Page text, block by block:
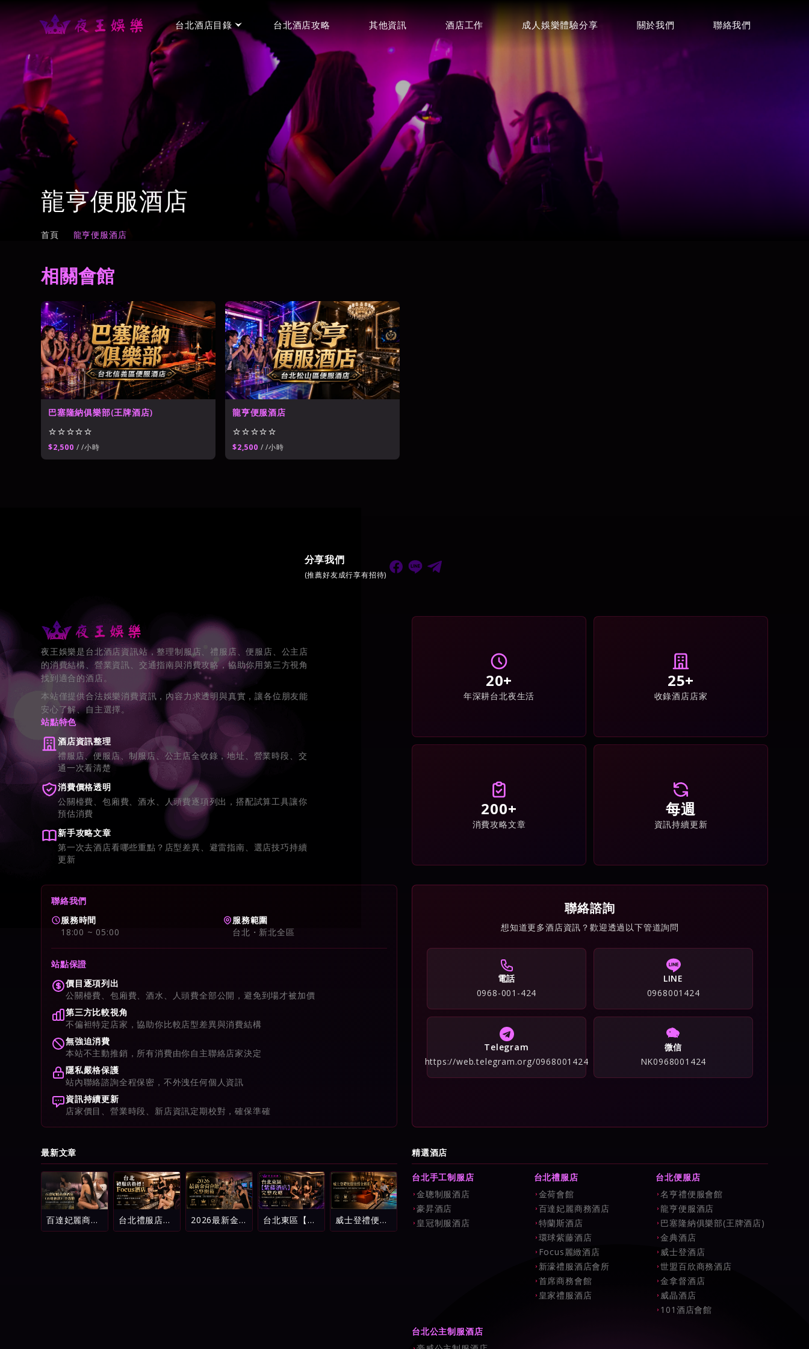
台北酒店目錄
台北手工制服店
豪昇酒店 皇冠制服酒店
⭐⭐⭐
→
金荷會館
⭐⭐⭐
特蘭斯酒店
⭐⭐⭐⭐
環球紫藤酒店
⭐⭐⭐ ⭐⭐⭐⭐
⭐⭐⭐
首席商務會館
⭐⭐⭐⭐
皇家禮服酒店
⭐⭐⭐⭐
世盟百欣商務酒店
⭐⭐⭐⭐
金拿督酒店
⭐⭐⭐⭐
威晶酒店
⭐⭐⭐⭐
台北公主制服酒店
豪威公主制服酒店
⭐⭐⭐⭐
名享酒店
⭐⭐⭐⭐⭐
香水商務酒店
⭐⭐⭐⭐
台北酒店攻略 其他資訊 酒店工作 成人娛樂體驗分享 關於我們 聯絡我們
龍亨便服酒店
首頁 龍亨便服酒店
相關會館
巴塞隆納俱樂部(王牌酒店)
⭐⭐⭐⭐⭐
$2,500 / /小時
龍亨便服酒店
⭐⭐⭐⭐⭐
$2,500 / /小時
分享我們
(推薦好友成行享有招待)
夜王娛樂是台北酒店資訊站，整理制服店、禮服店、便服店、公主店
的消費結構、營業資訊、交通指南與消費攻略，協助你用第三方視角
找到適合的酒店。
本站僅提供合法娛樂消費資訊，內容力求透明與真實，讓各位朋友能
安心了解、自主選擇。
站點特色
酒店資訊整理
禮服店、便服店、制服店、公主店全收錄，地址、營業時段、交
通一次看清楚
消費價格透明
公關檯費、包廂費、酒水、人頭費逐項列出，搭配試算工具讓你
預估消費
新手攻略文章
第一次去酒店看哪些重點？店型差異、避雷指南、選店技巧持續
更新
20+
年深耕台北夜生活
25+
收錄酒店店家
200+
消費攻略文章
每週
資訊持續更新
聯絡我們
服務時間
18:00 ~ 05:00
服務範圍
台北・新北全區
站點保證
價目逐項列出
公關檯費、包廂費、酒水、人頭費全部公開，避免到場才被加價
第三方比較視角
不偏袒特定店家，協助你比較店型差異與消費結構
無強迫消費
本站不主動推銷，所有消費由你自主聯絡店家決定
隱私嚴格保護
站內聯絡諮詢全程保密，不外洩任何個人資訊
資訊持續更新
店家價目、營業時段、新店資訊定期校對，確保準確
聯絡諮詢
想知道更多酒店資訊？歡迎透過以下管道詢問
電話
0968-001-424
LINE
0968001424
Telegram
https://web.telegram.org/0968001424
微信
NK0968001424
最新文章
百達妃麗商務
酒店（百達酒
台北禮服店指
標！Focus酒
2026最新金
荷會館完整開
台北東區【紫
藤酒店】完整
威士登禮便服
會館全解析：
精選酒店
台北手工制服店
金聰制服酒店
豪昇酒店
皇冠制服酒店
台北禮服店
金荷會館
百達妃麗商務酒店
特蘭斯酒店
環球紫藤酒店
Focus麗緻酒店
新濠禮服酒店會所
首席商務會館
皇家禮服酒店
台北便服店
名亨禮便服會館
龍亨便服酒店
巴塞隆納俱樂部(王牌酒店)
金典酒店
威士登酒店
世盟百欣商務酒店
金拿督酒店
威晶酒店
101酒店會館
台北公主制服酒店